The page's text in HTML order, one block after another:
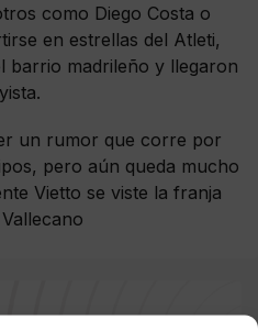
como Diego Costa o
en estrellas del Atleti,
barrio madrileño y llegaron
un rumor que corre por
pero aún queda mucho
Vietto se viste la franja